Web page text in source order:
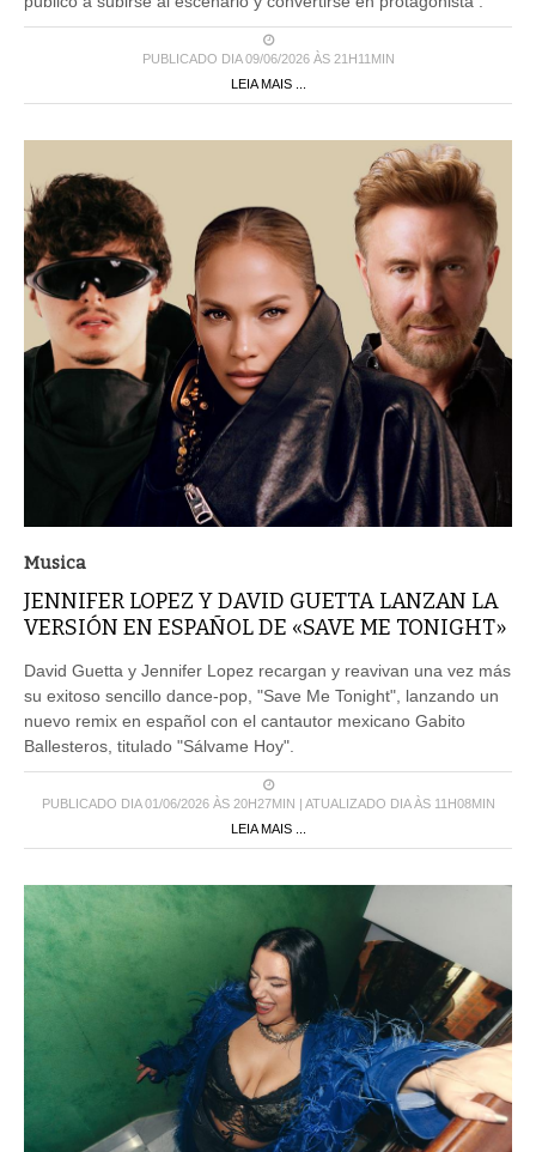
PUBLICADO DIA 09/06/2026 ÀS 21H11MIN
LEIA MAIS ...
Musica
JENNIFER LOPEZ Y DAVID GUETTA LANZAN LA
VERSIÓN EN ESPAÑOL DE «SAVE ME TONIGHT»
David Guetta y Jennifer Lopez recargan y reavivan una vez más
su exitoso sencillo dance-pop, "Save Me Tonight", lanzando un
nuevo remix en español con el cantautor mexicano Gabito
Ballesteros, titulado "Sálvame Hoy".
PUBLICADO DIA 01/06/2026 ÀS 20H27MIN | ATUALIZADO DIA ÀS 11H08MIN
LEIA MAIS ...